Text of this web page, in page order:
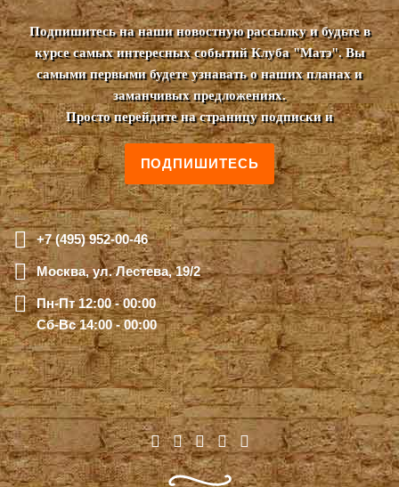
Подпишитесь на наши новостную рассылку и будьте в
курсе самых интересных событий Клуба "Матэ". Вы
самыми первыми будете узнавать о наших планах и
заманчивых предложениях.
Просто перейдите на страницу подписки и
ПОДПИШИТЕСЬ
+7 (495) 952-00-46
Москва, ул. Лестева, 19/2
Пн-Пт 12:00 - 00:00
Сб-Вс 14:00 - 00:00